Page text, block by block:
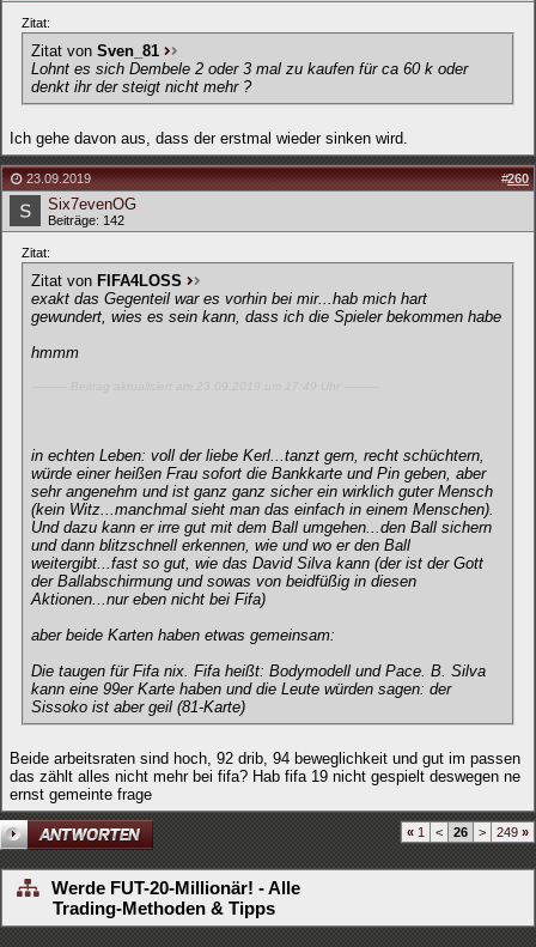
Zitat:
Zitat von Sven_81
Lohnt es sich Dembele 2 oder 3 mal zu kaufen für ca 60 k oder
denkt ihr der steigt nicht mehr ?
Ich gehe davon aus, dass der erstmal wieder sinken wird.
23.09.2019 #260
Six7evenOG
Beiträge: 142
Zitat:
Zitat von FIFA4LOSS
exakt das Gegenteil war es vorhin bei mir...hab mich hart
gewundert, wies es sein kann, dass ich die Spieler bekommen habe
hmmm
in echten Leben: voll der liebe Kerl...tanzt gern, recht schüchtern,
würde einer heißen Frau sofort die Bankkarte und Pin geben, aber
sehr angenehm und ist ganz ganz sicher ein wirklich guter Mensch
(kein Witz...manchmal sieht man das einfach in einem Menschen).
Und dazu kann er irre gut mit dem Ball umgehen...den Ball sichern
und dann blitzschnell erkennen, wie und wo er den Ball
weitergibt...fast so gut, wie das David Silva kann (der ist der Gott
der Ballabschirmung und sowas von beidfüßig in diesen
Aktionen...nur eben nicht bei Fifa)
aber beide Karten haben etwas gemeinsam:
Die taugen für Fifa nix. Fifa heißt: Bodymodell und Pace. B. Silva
kann eine 99er Karte haben und die Leute würden sagen: der
Sissoko ist aber geil (81-Karte)
Beide arbeitsraten sind hoch, 92 drib, 94 beweglichkeit und gut im passen
das zählt alles nicht mehr bei fifa? Hab fifa 19 nicht gespielt deswegen ne
ernst gemeinte frage
« 1 < 26 > 249 »
Werde FUT-20-Millionär! - Alle
Trading-Methoden & Tipps